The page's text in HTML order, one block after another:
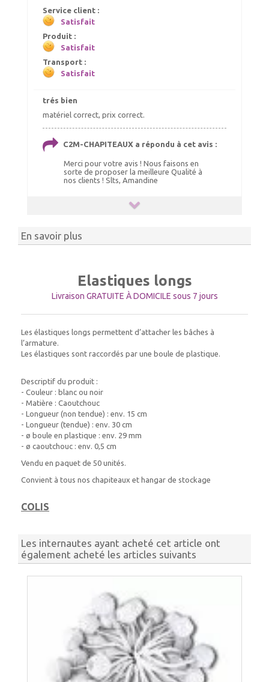
Service client :
Satisfait
Produit :
Satisfait
Transport :
Satisfait
trés bien
matériel correct, prix correct.
C2M-CHAPITEAUX a répondu à cet avis :
Merci pour votre avis ! Nous faisons en
sorte de proposer la meilleure Qualité à
nos clients ! Slts, Amandine
En savoir plus
Elastiques longs
Livraison GRATUITE À DOMICILE sous 7 jours
Les élastiques longs permettent d’attacher les bâches à
l’armature.
Les élastiques sont raccordés par une boule de plastique.
Descriptif du produit :
- Couleur : blanc ou noir
- Matière : Caoutchouc
- Longueur (non tendue) : env. 15 cm
- Longueur (tendue) : env. 30 cm
- ø boule en plastique : env. 29 mm
- ø caoutchouc : env. 0,5 cm
Vendu en paquet de 50 unités.
Convient à tous nos chapiteaux et hangar de stockage
COLIS
Les internautes ayant acheté cet article ont
également acheté les articles suivants